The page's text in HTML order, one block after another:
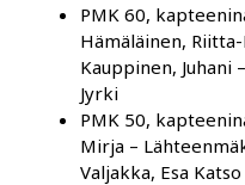
PMK 60,
Hämäläinen,
Kauppinen, Juhani
Jyrki
PMK 50,
Mirja –
Valjakka, Esa